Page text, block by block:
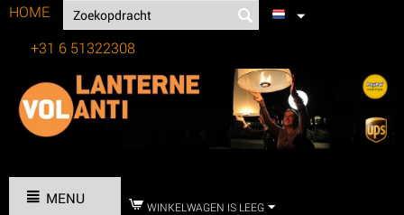
HOME
+31 6 51322308
MENU WINKELWAGEN IS LEEG